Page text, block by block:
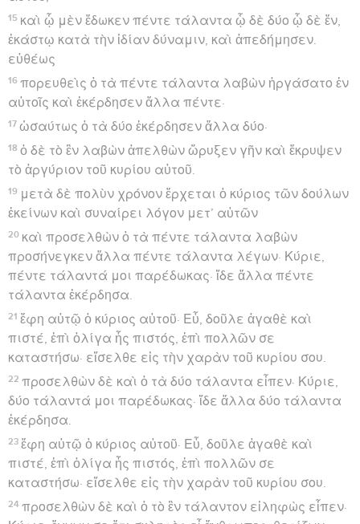
15 καὶ ᾧ μὲν ἔδωκεν πέντε τάλαντα ᾧ δὲ δύο ᾧ δὲ ἕν,
ἑκάστῳ κατὰ τὴν ἰδίαν δύναμιν, καὶ ἀπεδήμησεν.
εὐθέως
16 πορευθεὶς ὁ τὰ πέντε τάλαντα λαβὼν ἠργάσατο ἐν
αὐτοῖς καὶ ἐκέρδησεν ἄλλα πέντε·
17 ὡσαύτως ὁ τὰ δύο ἐκέρδησεν ἄλλα δύο·
18 ὁ δὲ τὸ ἓν λαβὼν ἀπελθὼν ὤρυξεν γῆν καὶ ἔκρυψεν
τὸ ἀργύριον τοῦ κυρίου αὐτοῦ.
19 μετὰ δὲ πολὺν χρόνον ἔρχεται ὁ κύριος τῶν δούλων
ἐκείνων καὶ συναίρει λόγον μετ’ αὐτῶν
20 καὶ προσελθὼν ὁ τὰ πέντε τάλαντα λαβὼν
προσήνεγκεν ἄλλα πέντε τάλαντα λέγων· Κύριε,
πέντε τάλαντά μοι παρέδωκας· ἴδε ἄλλα πέντε
τάλαντα ἐκέρδησα.
21 ἔφη αὐτῷ ὁ κύριος αὐτοῦ· Εὖ, δοῦλε ἀγαθὲ καὶ
πιστέ, ἐπὶ ὀλίγα ἦς πιστός, ἐπὶ πολλῶν σε
καταστήσω· εἴσελθε εἰς τὴν χαρὰν τοῦ κυρίου σου.
22 προσελθὼν δὲ καὶ ὁ τὰ δύο τάλαντα εἶπεν· Κύριε,
δύο τάλαντά μοι παρέδωκας· ἴδε ἄλλα δύο τάλαντα
ἐκέρδησα.
23 ἔφη αὐτῷ ὁ κύριος αὐτοῦ· Εὖ, δοῦλε ἀγαθὲ καὶ
πιστέ, ἐπὶ ὀλίγα ἦς πιστός, ἐπὶ πολλῶν σε
καταστήσω· εἴσελθε εἰς τὴν χαρὰν τοῦ κυρίου σου.
24 προσελθὼν δὲ καὶ ὁ τὸ ἓν τάλαντον εἰληφὼς εἶπεν·